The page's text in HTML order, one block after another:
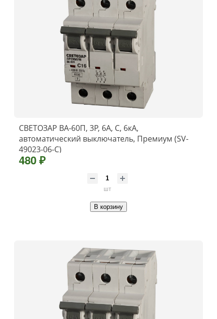
СВЕТОЗАР ВА-60П, 3P, 6А, C, 6кА,
автоматический выключатель, Премиум (SV-
49023-06-C)
480 ₽
шт
В корзину